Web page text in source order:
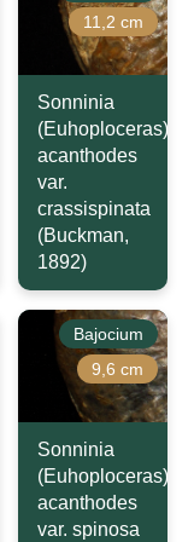
11,2 cm
Sonninia
(Euhoploceras)
acanthodes
var.
crassispinata
(Buckman,
1892)
Bajocium
9,6 cm
Sonninia
(Euhoploceras)
acanthodes
var. spinosa